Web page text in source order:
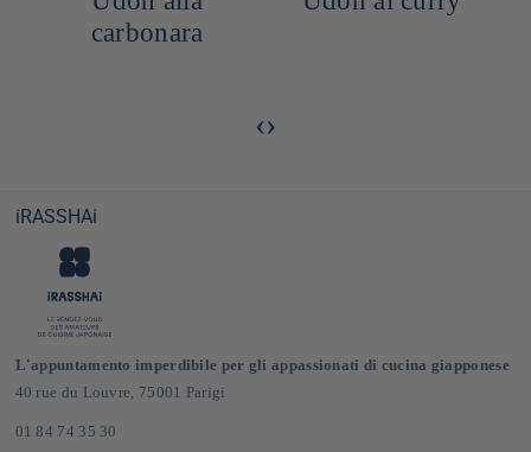
carbonara
‹›
iRASSHAi
L'appuntamento imperdibile per gli appassionati di cucina giapponese
40 rue du Louvre, 75001 Parigi
01 84 74 35 30